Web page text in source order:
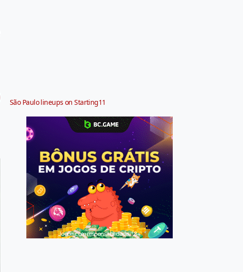
São Paulo lineups on Starting11
Jogue com responsabilidade. 18+